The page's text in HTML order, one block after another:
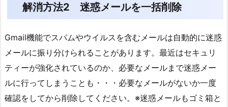
解消方法2 迷惑メールを一括削除
Gmail機能でスパムやウイルスを含むメールは自動的に迷惑
メールに振り分けられることがあります。最近はセキュリ
ティーが強化されているのか、必要なメールまで迷惑メー
ルに行ってしまうことも・・・必要なメールがないか一度
確認をしてから削除してください。※迷惑メールもゴミ箱と